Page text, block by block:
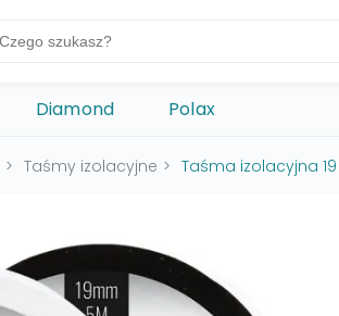
Diamond Polax
> Taśmy izolacyjne > Taśma izolacyjna 19